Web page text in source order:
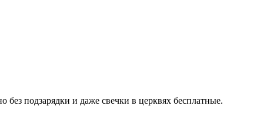
подзарядки и даже свечки в церквях бесплатные.